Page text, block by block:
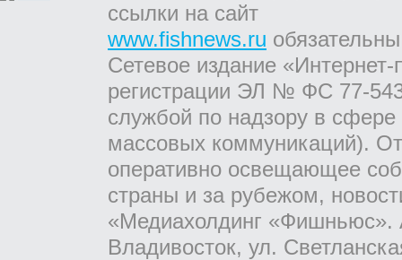
ссылки на сайт
www.fishnews.ru
Сетевое издание
регистрации ЭЛ № ФС 77-
службой по надзору в
массовых коммуникаций).
оперативно освещающее
страны и за рубежом,
«Медиахолдинг «Фишньюс».
Владивосток, ул.